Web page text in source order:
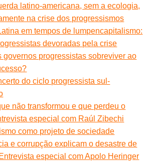
latino-americana, sem a ecologia,
na crise dos progressismos
em tempos de lumpencapitalismo:
devoradas pela crise
governos progressistas sobreviver ao
do ciclo progressista sul-
não transformou e que perdeu o
especial com Raúl Zibechi
como projeto de sociedade
e corrupção explicam o desastre de
especial com Apolo Heringer